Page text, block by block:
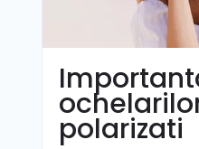
polarizati